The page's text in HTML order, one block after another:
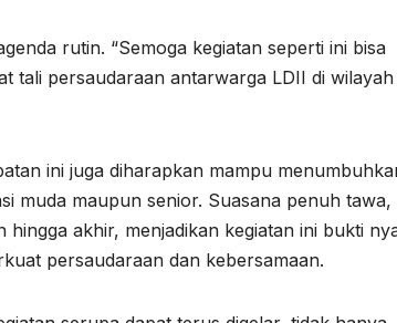
rutin. “Semoga kegiatan seperti ini bisa
tali persaudaraan antarwarga LDII di wilayah
ini juga diharapkan mampu
muda maupun senior. Suasana penuh tawa,
akhir, menjadikan kegiatan ini bukti
persaudaraan dan kebersamaan.